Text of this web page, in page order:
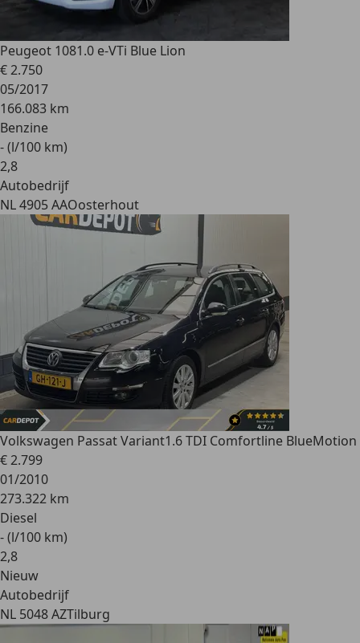
Peugeot 1081.0 e-VTi Blue Lion
€ 2.750
05/2017
166.083 km
Benzine
- (l/100 km)
2,8
Autobedrijf
NL 4905 AAOosterhout
Volkswagen Passat Variant1.6 TDI Comfortline BlueMotion
€ 2.799
01/2010
273.322 km
Diesel
- (l/100 km)
2,8
Nieuw
Autobedrijf
NL 5048 AZTilburg